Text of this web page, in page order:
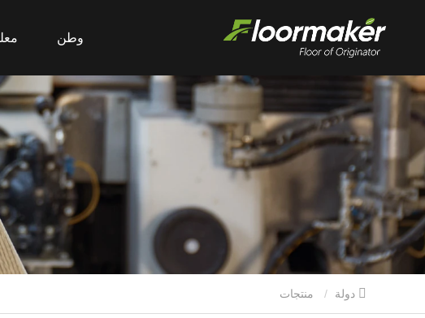
وطن